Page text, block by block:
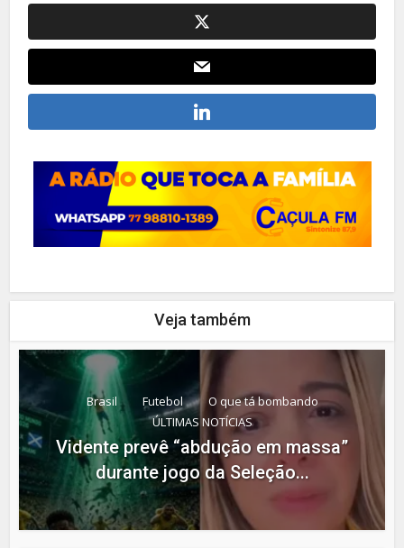
Veja também
Brasil Futebol
O que tá bombando
ÚLTIMAS NOTÍCIAS
Vidente prevê “abdução em massa”
durante jogo da Seleção...